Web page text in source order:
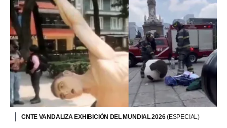
CNTE VANDALIZA EXHIBICIÓN DEL MUNDIAL 2026(ESPECIAL)